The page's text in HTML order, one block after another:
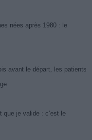
nées après 1980 : le
avant le départ, les patients
que je valide : c’est le